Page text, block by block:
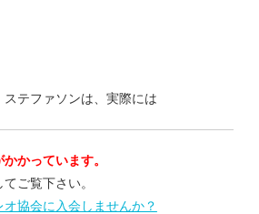
ステファソンは、実際には
かっています。
てご覧下さい。
協会に入会しませんか？